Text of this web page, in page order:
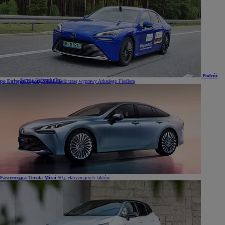
Podróż
po Europie Toyotą Mirai Śledź trasę wyprawy Arkadego Fiedlera
Fascynująca Toyota Mirai 50 elektryzujących faktów
Dla właścicieli
Dla właścicieli
Serwis
Promocje i sezonowe usługi
Pozostałe oferty serwisu
Rezerwacja wizyty w serwisie
Gwarancja Toyota Relax
Pozostałe Gwarancje Toyoty
Ubezpieczenia i naprawy blacharsko-lakiernicze
Innowacyjne usługi dla Twojej wygody
Serwis Dobrych Cen
Serwis w ASO się opłaca
Oryginalne części i oleje Toyota
Oryginalne części Toyoty
Oryginalne oleje Toyoty
Program Sprzedaży Hurtowej Trade
Oryginalne akcesoria Toyoty
Opony i koła zimowe
Zabudowy samochodów dostawczych
Sklep Toyoty
Strefa klienta